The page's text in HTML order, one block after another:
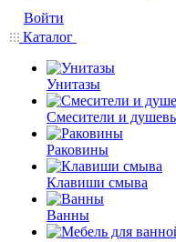
Войти
Каталог
Унитазы
Смесители и
Раковины
Клавиши смыва
Ванны